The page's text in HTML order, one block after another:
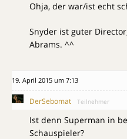
Ohja, der war/ist echt
Snyder ist guter
Abrams. ^^
19. April 2015 um 7:13
DerSebomat Teilnehmer
Ist denn Superman in
Schauspieler?